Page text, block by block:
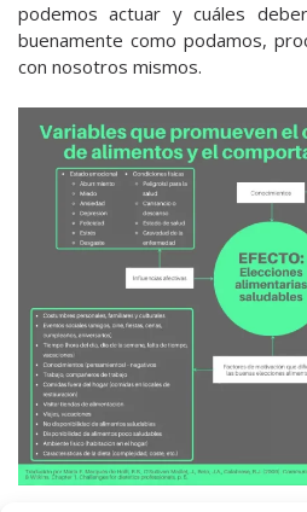
podemos actuar y cuáles
buenamente como podamos,
con nosotros mismos.